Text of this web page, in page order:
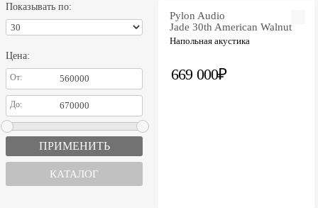
Показывать по:
Цена:
От:
До:
КАТАЛОГ
Pylon Audio
Jade 30th American Walnut
Напольная акустика
669 000₽